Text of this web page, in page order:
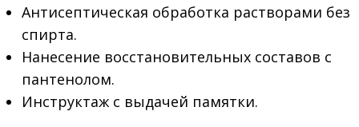
Антисептическая обработка растворами без
спирта.
Нанесение восстановительных составов с
пантенолом.
Инструктаж с выдачей памятки.